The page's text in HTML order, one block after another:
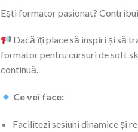
Ești formator pasionat?
Dacă îți place să inspiri și să
formator pentru cursuri de soft
continuă.
Ce vei face:
Facilitezi sesiuni dinamice și